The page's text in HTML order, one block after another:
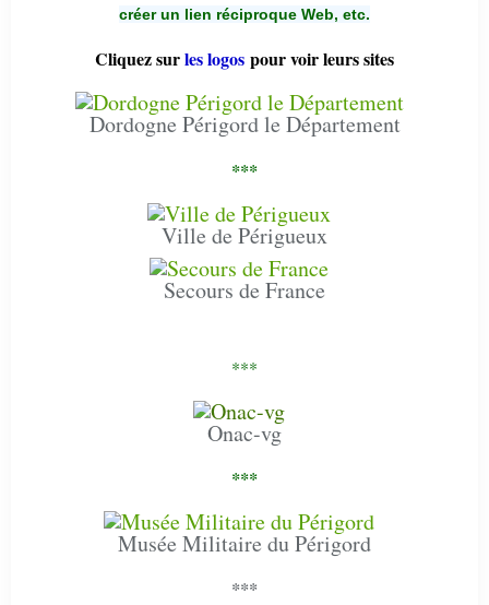
créer un lien réciproque Web, etc.
Cliquez surles logos pour voir leurs sites
Dordogne Périgord le Département
***
Ville de Périgueux
Secours de France
***
Onac-vg
***
Musée Militaire du Périgord
***